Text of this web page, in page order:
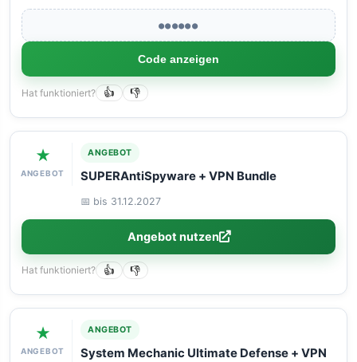
●●●●●●
Code anzeigen
Hat funktioniert? 👍 👎
★
ANGEBOT
ANGEBOT
SUPERAntiSpyware + VPN Bundle
📅 bis 31.12.2027
Angebot nutzen
Hat funktioniert? 👍 👎
★
ANGEBOT
ANGEBOT
System Mechanic Ultimate Defense + VPN